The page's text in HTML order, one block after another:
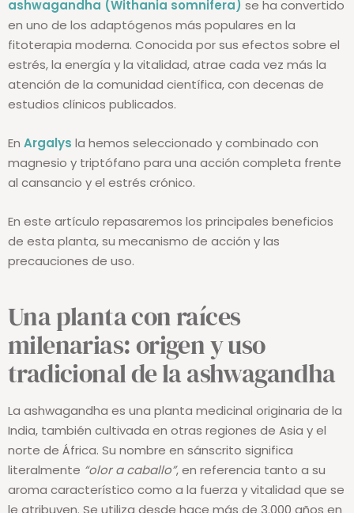
ashwagandha (Withania somnifera)
se ha convertido
en uno de los adaptógenos más populares en la
fitoterapia moderna. Conocida por sus efectos sobre el
estrés, la energía y la vitalidad, atrae cada vez más la
atención de la comunidad científica, con decenas de
estudios clínicos publicados.
Argalys
la hemos seleccionado y combinado con
magnesio y triptófano para una acción completa frente
al cansancio y el estrés crónico.
En este artículo repasaremos los principales beneficios
de esta planta, su mecanismo de acción y las
precauciones de uso.
Una planta con raíces
milenarias: origen y uso
tradicional de la ashwagandha
La ashwagandha es una planta medicinal originaria de la
India, también cultivada en otras regiones de Asia y el
norte de África. Su nombre en sánscrito significa
“olor a caballo”
, en referencia tanto a su
aroma característico como a la fuerza y vitalidad que se